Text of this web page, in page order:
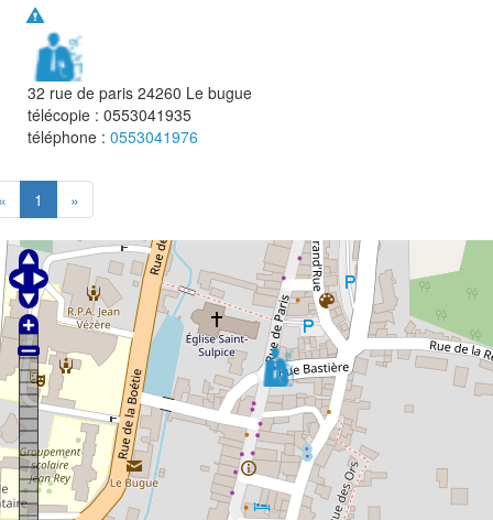
32 rue de paris 24260 Le bugue
télécopie : 0553041935
téléphone : 0553041976
1 »